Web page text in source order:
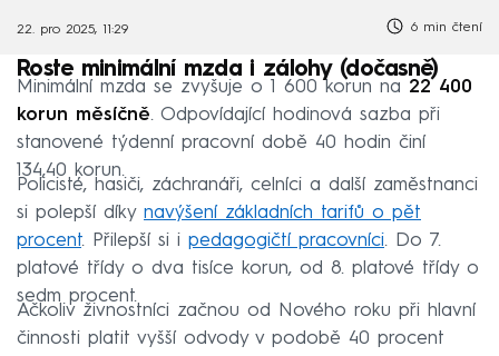
22. pro 2025, 11:29 6 min čtení
Roste minimální mzda i zálohy (dočasně)
Minimální mzda se zvyšuje o 1 600 korun na 22 400
korun měsíčně. Odpovídající hodinová sazba při
stanovené týdenní pracovní době 40 hodin činí
134,40 korun.
Policisté, hasiči, záchranáři, celníci a další zaměstnanci
si polepší díky navýšení základních tarifů o pět
procent. Přilepší si i pedagogičtí pracovníci. Do 7.
platové třídy o dva tisíce korun, od 8. platové třídy o
sedm procent.
Ačkoliv živnostníci začnou od Nového roku při hlavní
činnosti platit vyšší odvody v podobě 40 procent